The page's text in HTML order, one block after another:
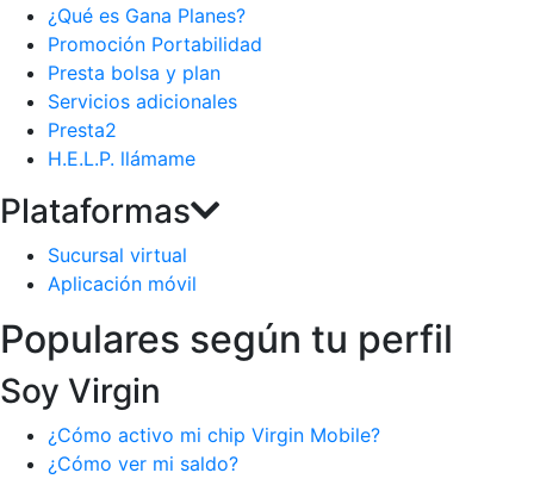
¿Qué es Gana Planes?
Promoción Portabilidad
Presta bolsa y plan
Servicios adicionales
Presta2
H.E.L.P. llámame
Plataformas
Sucursal virtual
Aplicación móvil
Populares según tu perfil
Soy Virgin
¿Cómo activo mi chip Virgin Mobile?
¿Cómo ver mi saldo?